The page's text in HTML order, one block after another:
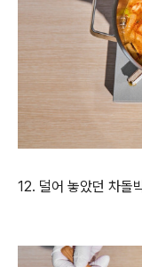
12. 덜어 놓았던 차돌